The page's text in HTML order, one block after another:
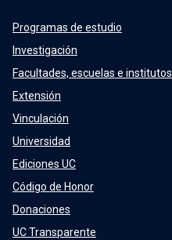
Programas de estudio
Investigación
Facultades, escuelas e institutos
Extensión
Vinculación
Universidad
Ediciones UC
Código de Honor
Donaciones
UC Transparente